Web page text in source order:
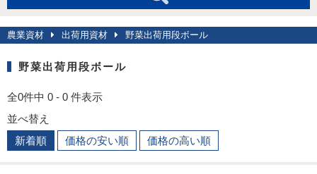
農業資材 出荷用資材 野菜出荷用段ボール
野菜出荷用段ボール
全0件中 0 - 0 件表示
並べ替え
新着順
価格の安い順 価格の高い順